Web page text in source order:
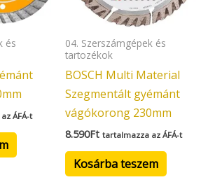
és
ÁFÁ-t
04. Szerszámgépek és
tartozékok
BOSCH Multi Material
Szegmentált gyémánt
vágókorong 230mm
8.590Ft tartalmazza az ÁFÁ-t
Kosárba teszem